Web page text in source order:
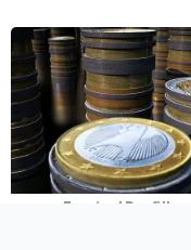
Frasi sul Profitto